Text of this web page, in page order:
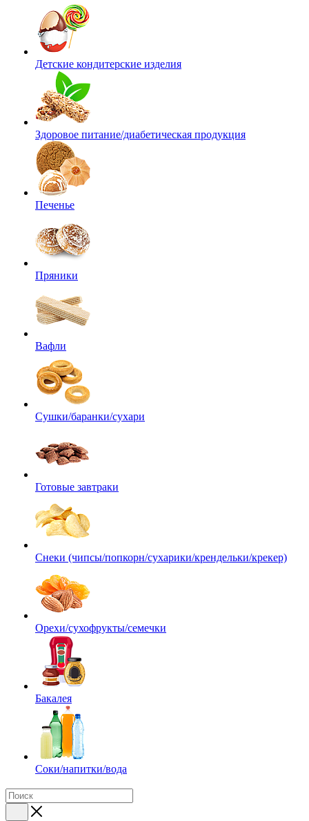
Детские кондитерские изделия
Здоровое питание/диабетическая продукция
Печенье
Пряники
Вафли
Сушки/баранки/сухари
Готовые завтраки
Снеки (чипсы/попкорн/сухарики/крендельки/крекер)
Орехи/сухофрукты/семечки
Бакалея
Соки/напитки/вода